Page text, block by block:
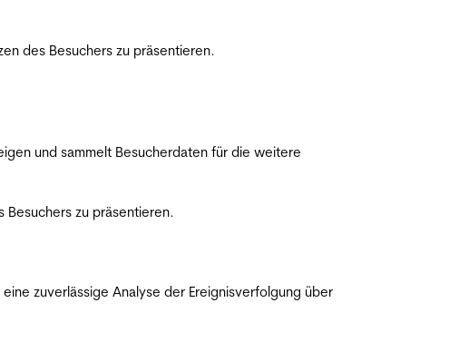
des Besuchers zu präsentieren.
und sammelt Besucherdaten für die weitere
zu präsentieren.
zuverlässige Analyse der Ereignisverfolgung über